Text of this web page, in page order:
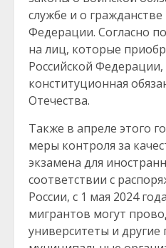
службе и о гражданстве
Федерации. Согласно
на лиц, которые
Российской Федерации,
конституционная
Отечества.
Также в апреле этого
меры контроля за
экзамена для
соответствии с
России, с 1 мая 2024
мигрантов могут
университеты и другие